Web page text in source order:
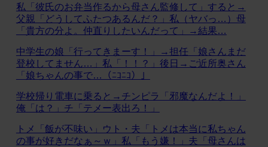
私「彼氏のお弁当作るから母さん監修して」すると→
父親「どうしてふたつあるんだ？」私（ヤバっ…）母
「貴方の分よ。仲直りしたいんだって」→結果…
中学生の娘「行ってきまーす！」→担任「娘さんまだ
登校してません…」私「！！？」後日→ご近所奥さん
「娘ちゃんの事で…（ﾆｺﾆｺ）」
学校帰り電車に乗ると→チンピラ「邪魔なんだよ！」
俺「は？」チ「テメー表出ろ！」
トメ「飯が不味い」ウト・夫「トメは本当に私ちゃん
の事が好きだなぁ～ｗ」私「もう嫌！」夫「母さんは